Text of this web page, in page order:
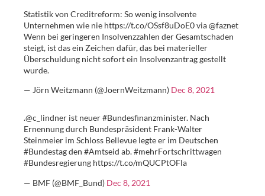
Statistik von Creditreform: So wenig insolvente
Unternehmen wie nie https://t.co/OSsf8uDoE0 via @faznet
Wenn bei geringeren Insolvenzzahlen der Gesamtschaden
steigt, ist das ein Zeichen dafür, das bei materieller
Überschuldung nicht sofort ein Insolvenzantrag gestellt
wurde.
— Jörn Weitzmann (@JoernWeitzmann) Dec 8, 2021
.@c_lindner ist neuer #Bundesfinanzminister. Nach
Ernennung durch Bundespräsident Frank-Walter
Steinmeier im Schloss Bellevue legte er im Deutschen
#Bundestag den #Amtseid ab. #mehrFortschrittwagen
#Bundesregierung https://t.co/mQUCPtOFla
— BMF (@BMF_Bund) Dec 8, 2021